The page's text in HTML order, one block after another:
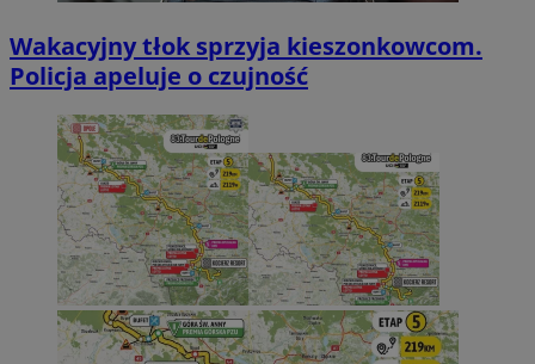
Wakacyjny tłok sprzyja kieszonkowcom.
Policja apeluje o czujność